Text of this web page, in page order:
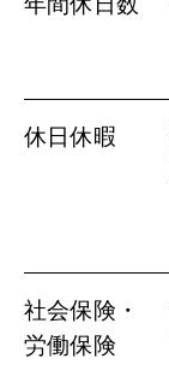
休日休暇
社会保険・
労働保険